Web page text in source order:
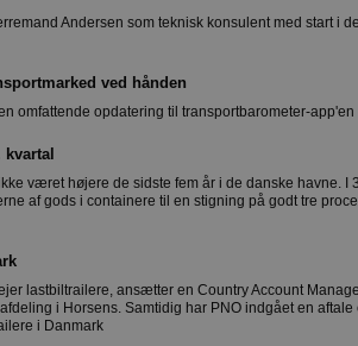
Andersen som teknisk konsulent med start i
ved hånden
omfattende opdatering til transportbarometer-app'en
kvartal
været højere de sidste fem år i de danske havne. I
af gods i containere til en stigning på godt tre
lastbiltrailere, ansætter en Country Account
i Horsens. Samtidig har PNO indgået en aftale
i Danmark